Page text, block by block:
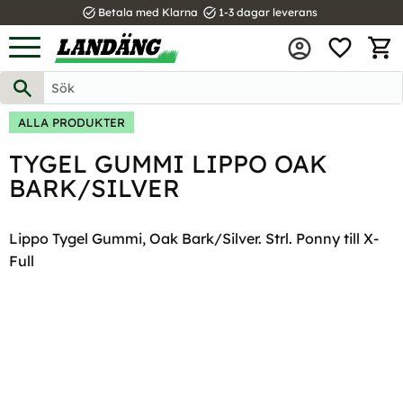
Meny
task_alt Betala med Klarna task_alt 1-3 dagar leverans
ALLA PRODUKTER
TYGEL GUMMI LIPPO OAK
BARK/SILVER
Lippo Tygel Gummi, Oak Bark/Silver. Strl. Ponny till X-
Full